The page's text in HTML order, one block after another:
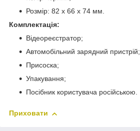
Розмір: 82 x 66 x 74 мм.
Комплектація:
Відеореєстратор;
Автомобільний зарядний пристрій;
Присоска;
Упакування;
Посібник користувача російською.
Приховати